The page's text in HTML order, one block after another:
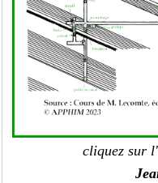
cliquez sur